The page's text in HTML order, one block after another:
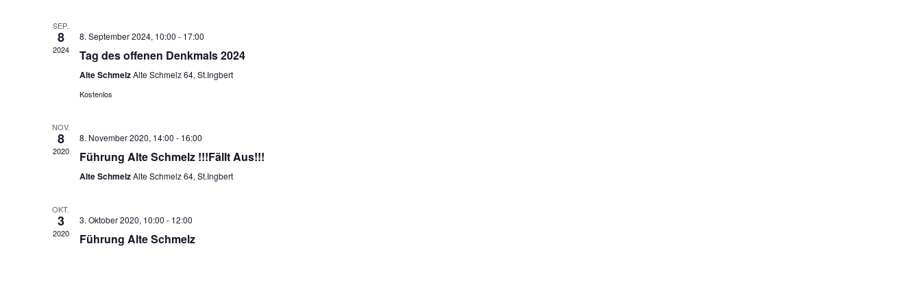
SEP.
8
2024
8. September 2024, 10:00 - 17:00
Tag des offenen Denkmals 2024
Alte SchmelzAlte Schmelz 64, St.Ingbert
Kostenlos
NOV.
8
2020
8. November 2020, 14:00 - 16:00
Führung Alte Schmelz !!!Fällt Aus!!!
Alte SchmelzAlte Schmelz 64, St.Ingbert
OKT.
3
2020
3. Oktober 2020, 10:00 - 12:00
Führung Alte Schmelz